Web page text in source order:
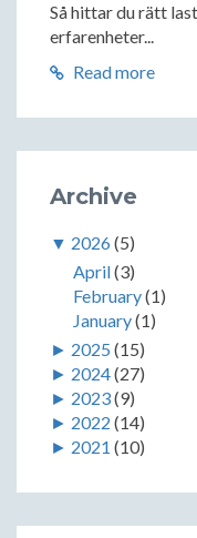
Så hittar du rätt
erfarenheter...
Read more
Archive
▼ 2026(5)
April(3)
February(1)
January(1)
► 2025 (15)
► 2024(27)
► 2023(9)
► 2022 (14)
► 2021 (10)